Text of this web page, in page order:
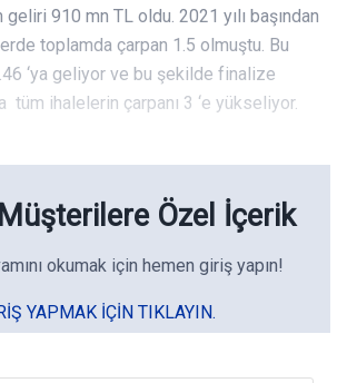
910 mn TL oldu. 2021 yılı başından
toplamda çarpan 1.5 olmuştu. Bu
‘ya geliyor ve bu şekilde finalize
tüm ihalelerin çarpanı 3 ‘e yükseliyor.
Özel İçerik
okumak için hemen giriş yapın!
YAPMAK IÇIN TIKLAYIN.